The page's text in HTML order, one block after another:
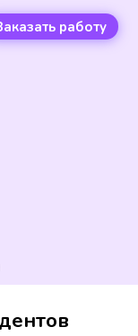
работу